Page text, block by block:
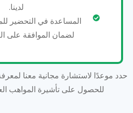
لدينا.
المساعدة في التحضير
لضمان الموافقة على
حدد موعدًا لاستشارة مجانية معنا
للحصول على تأشيرة المواهب